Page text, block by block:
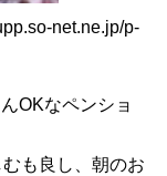
net.ne.jp/p-
OKなペンショ
も良し、朝のお